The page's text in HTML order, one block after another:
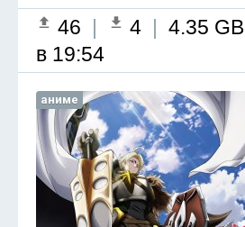
46 | 4 | 4.35 GB
в 19:54
аниме